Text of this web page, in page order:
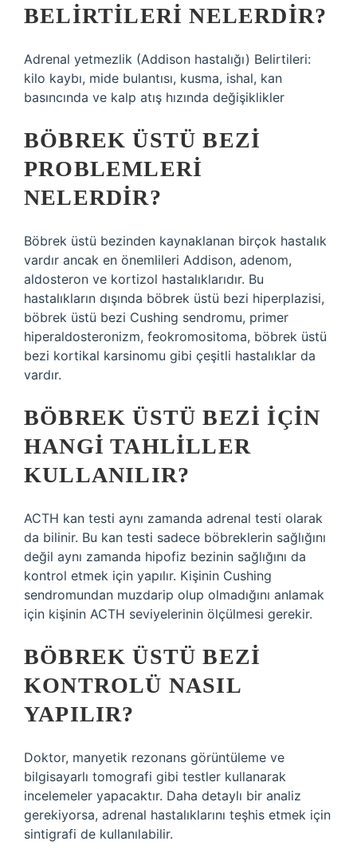
BELIRTILERI NELERDIR?
Adrenal yetmezlik (Addison hastalığı) Belirtileri:
kilo kaybı, mide bulantısı, kusma, ishal, kan
basıncında ve kalp atış hızında değişiklikler
BÖBREK ÜSTÜ BEZI
PROBLEMLERI
NELERDIR?
Böbrek üstü bezinden kaynaklanan birçok hastalık
vardır ancak en önemlileri Addison, adenom,
aldosteron ve kortizol hastalıklarıdır. Bu
hastalıkların dışında böbrek üstü bezi hiperplazisi,
böbrek üstü bezi Cushing sendromu, primer
hiperaldosteronizm, feokromositoma, böbrek üstü
bezi kortikal karsinomu gibi çeşitli hastalıklar da
vardır.
BÖBREK ÜSTÜ BEZI IÇIN
HANGI TAHLILLER
KULLANILIR?
ACTH kan testi aynı zamanda adrenal testi olarak
da bilinir. Bu kan testi sadece böbreklerin sağlığını
değil aynı zamanda hipofiz bezinin sağlığını da
kontrol etmek için yapılır. Kişinin Cushing
sendromundan muzdarip olup olmadığını anlamak
için kişinin ACTH seviyelerinin ölçülmesi gerekir.
BÖBREK ÜSTÜ BEZI
KONTROLÜ NASIL
YAPILIR?
Doktor, manyetik rezonans görüntüleme ve
bilgisayarlı tomografi gibi testler kullanarak
incelemeler yapacaktır. Daha detaylı bir analiz
gerekiyorsa, adrenal hastalıklarını teşhis etmek için
sintigrafi de kullanılabilir.